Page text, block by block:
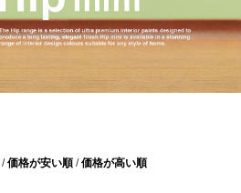
/価格が安い順 /価格が高い順